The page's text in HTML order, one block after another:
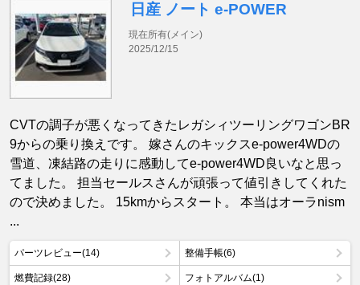
日産 ノート e-POWER
現在所有(メイン)
2025/12/15
CVTの調子が悪くなってきたレガシィツーリングワゴンBR
9からの乗り換えです。 嫁さんのキックスe-power4WDの
雪道、凍結路の走りに感動してe-power4WD良いなと思っ
てました。 担当セールスさんが頑張って値引きしてくれた
ので決めました。 15kmからスタート。 本当はオーラnism
...
パーツレビュー(14) 整備手帳(6)
燃費記録(28) フォトアルバム(1)